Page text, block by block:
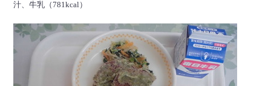
汁、牛乳（781kcal）